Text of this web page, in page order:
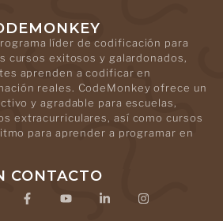
líder de codificación para
cursos exitosos y galardonados,
aprenden a codificar en
reales. CodeMonkey ofrece un
y agradable para escuelas,
extracurriculares, así como cursos
para aprender a programar en
CONTACTO